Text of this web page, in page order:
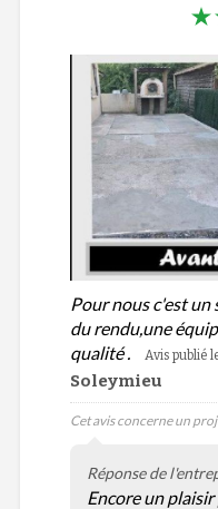
Pour nous c'est un
du rendu,une
qualité .
Avis publié
Soleymieu
Cet avis concerne un
Réponse de
Encore un